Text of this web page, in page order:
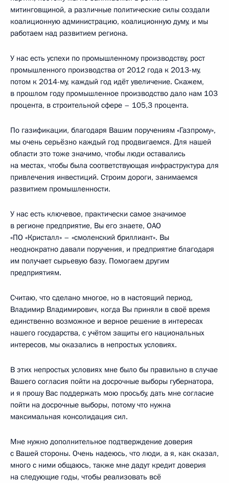
митинговщиной, а различные политические силы создали
коалиционную администрацию, коалиционную думу, и мы
работаем над развитием региона.
У нас есть успехи по промышленному производству, рост
промышленного производства от 2012 года к 2013-му,
потом к 2014-му, каждый год идёт увеличение. Скажем,
в прошлом году промышленное производство дало нам 103
процента, в строительной сфере – 105,3 процента.
По газификации, благодаря Вашим поручениям «Газпрому»,
мы очень серьёзно каждый год продвигаемся. Для нашей
области это тоже значимо, чтобы люди оставались
на местах, чтобы была соответствующая инфраструктура для
привлечения инвестиций. Строим дороги, занимаемся
развитием промышленности.
У нас есть ключевое, практически самое значимое
в регионе предприятие, Вы его знаете, ОАО
«ПО «Кристалл» – «смоленский бриллиант». Вы
неоднократно давали поручения, и предприятие благодаря
им получает сырьевую базу. Помогаем другим
предприятиям.
Считаю, что сделано многое, но в настоящий период,
Владимир Владимирович, когда Вы приняли в своё время
единственно возможное и верное решение в интересах
нашего государства, с учётом защиты его национальных
интересов, мы оказались в непростых условиях.
В этих непростых условиях мне было бы правильно в случае
Вашего согласия пойти на досрочные выборы губернатора,
и я прошу Вас поддержать мою просьбу, дать мне согласие
пойти на досрочные выборы, потому что нужна
максимальная консолидация сил.
Мне нужно дополнительное подтверждение доверия
с Вашей стороны. Очень надеюсь, что люди, а я, как сказал,
много с ними общаюсь, также мне дадут кредит доверия
на следующие годы, чтобы реализовать всё